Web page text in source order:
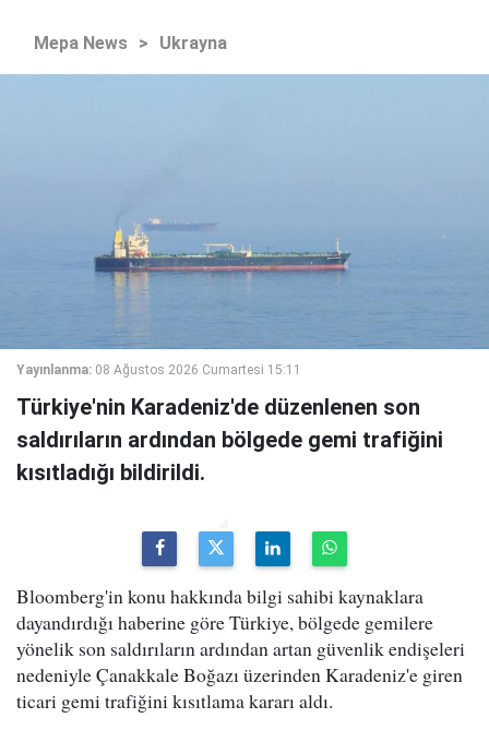
Mepa News > Ukrayna
Yayınlanma: 08 Ağustos 2026 Cumartesi 15:11
Türkiye'nin Karadeniz'de düzenlenen son
saldırıların ardından bölgede gemi trafiğini
kısıtladığı bildirildi.
Bloomberg'in konu hakkında bilgi sahibi kaynaklara
dayandırdığı haberine göre Türkiye, bölgede gemilere
yönelik son saldırıların ardından artan güvenlik endişeleri
nedeniyle Çanakkale Boğazı üzerinden Karadeniz'e giren
ticari gemi trafiğini kısıtlama kararı aldı.